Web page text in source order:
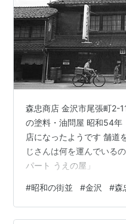
森忠商店 金沢市尾張町2-
の塗料・油問屋 昭和54年
店になったようです 舗道
じさんは何を運んでいる
パート うえの屋」
#昭和の街並 #金沢 #森